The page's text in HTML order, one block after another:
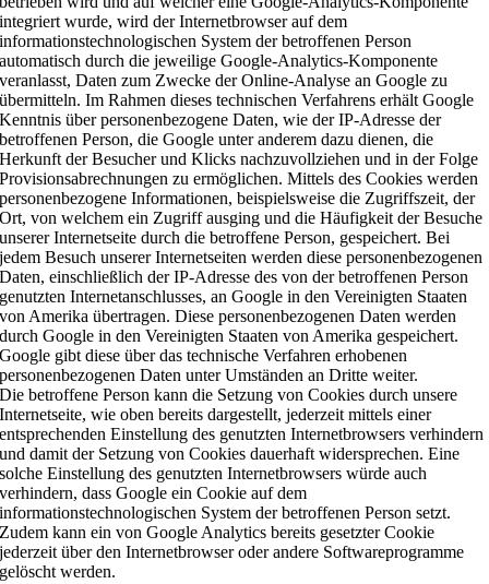
integriert wurde, wird der Internetbrowser auf dem
informationstechnologischen System der betroffenen Person
automatisch durch die jeweilige Google-Analytics-Komponente
veranlasst, Daten zum Zwecke der Online-Analyse an Google zu
übermitteln. Im Rahmen dieses technischen Verfahrens erhält Google
Kenntnis über personenbezogene Daten, wie der IP-Adresse der
betroffenen Person, die Google unter anderem dazu dienen, die
Herkunft der Besucher und Klicks nachzuvollziehen und in der Folge
Provisionsabrechnungen zu ermöglichen. Mittels des Cookies werden
personenbezogene Informationen, beispielsweise die Zugriffszeit, der
Ort, von welchem ein Zugriff ausging und die Häufigkeit der Besuche
unserer Internetseite durch die betroffene Person, gespeichert. Bei
jedem Besuch unserer Internetseiten werden diese personenbezogenen
Daten, einschließlich der IP-Adresse des von der betroffenen Person
genutzten Internetanschlusses, an Google in den Vereinigten Staaten
von Amerika übertragen. Diese personenbezogenen Daten werden
durch Google in den Vereinigten Staaten von Amerika gespeichert.
Google gibt diese über das technische Verfahren erhobenen
personenbezogenen Daten unter Umständen an Dritte weiter.
Die betroffene Person kann die Setzung von Cookies durch unsere
Internetseite, wie oben bereits dargestellt, jederzeit mittels einer
entsprechenden Einstellung des genutzten Internetbrowsers verhindern
und damit der Setzung von Cookies dauerhaft widersprechen. Eine
solche Einstellung des genutzten Internetbrowsers würde auch
verhindern, dass Google ein Cookie auf dem
informationstechnologischen System der betroffenen Person setzt.
Zudem kann ein von Google Analytics bereits gesetzter Cookie
jederzeit über den Internetbrowser oder andere Softwareprogramme
gelöscht werden.